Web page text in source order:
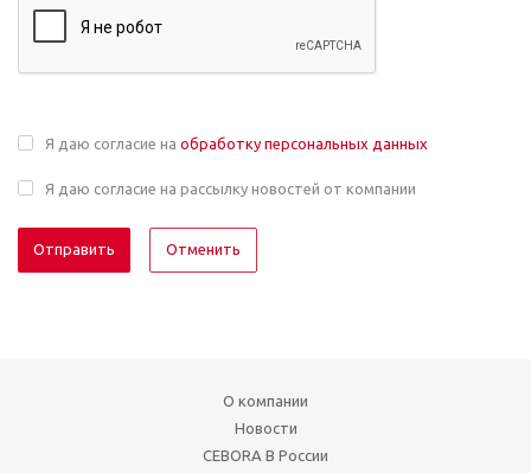
Я даю согласие на обработку персональных данных
Я даю согласие на рассылку новостей от компании
Отменить
О компании
Новости
CEBORA В России